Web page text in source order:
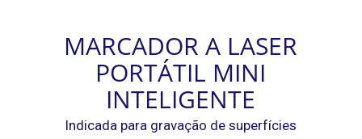
MARCADOR A LASER
PORTÁTIL MINI
INTELIGENTE
Indicada para gravação de superfícies